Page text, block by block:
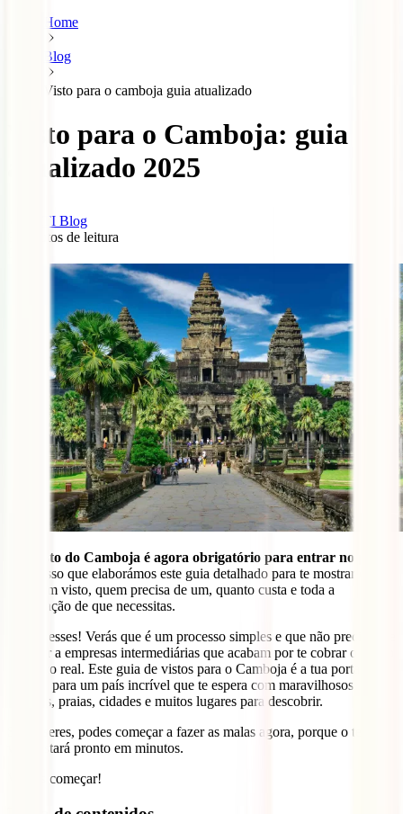
Home
Blog
Visto para o camboja guia atualizado
Visto para o Camboja: guia
atualizado 2025
IATI Blog
minutos de leitura
Um visto do Camboja é agora obrigatório para entrar no país.
É por isso que elaborámos este guia detalhado para te mostrar como
obter um visto, quem precisa de um, quanto custa e toda a
informação de que necessitas.
Não stresses! Verás que é um processo simples e que não precisas de
recorrer a empresas intermediárias que acabam por te cobrar o dobro
do preço real. Este guia de vistos para o Camboja é a tua porta de
entrada para um país incrível que te espera com maravilhosos
templos, praias, cidades e muitos lugares para descobrir.
Se quiseres, podes começar a fazer as malas agora, porque o teu
visto estará pronto em minutos.
Vamos começar!